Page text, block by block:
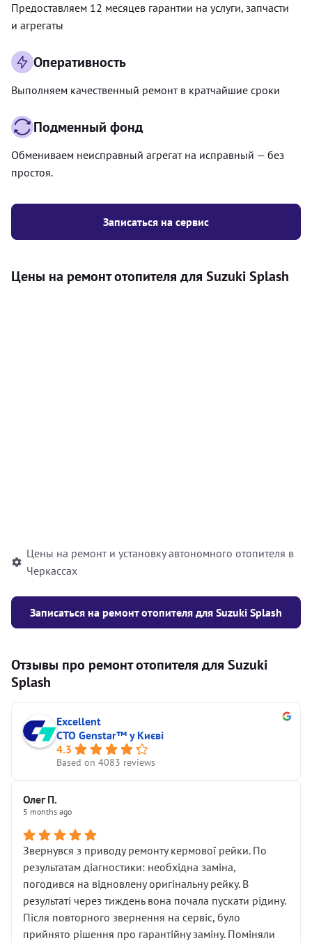
Записаться на сервис
Предоставляем 12 месяцев гарантии на услуги, запчасти
и агрегаты
Оперативность
Выполняем качественный ремонт в кратчайшие сроки
Подменный фонд
Обмениваем неисправный агрегат на исправный — без
простоя.
Цены на ремонт отопителя для Suzuki Splash
Цены на ремонт и установку автономного отопителя в
Черкассах
Записаться на ремонт отопителя для Suzuki Splash
Отзывы про ремонт отопителя для Suzuki
Splash
Excellent
СТО Genstar™ у Києві
4.3
Based on 4083 reviews
Олег П.
5 months ago
Звернувся з приводу ремонту кермової рейки. По
результатам діагностики: необхідна заміна,
погодився на відновлену оригінальну рейку. В
результаті через тиждень вона почала пускати рідину.
Після повторного звернення на сервіс, було
прийнято рішення про гарантійну заміну. Поміняли